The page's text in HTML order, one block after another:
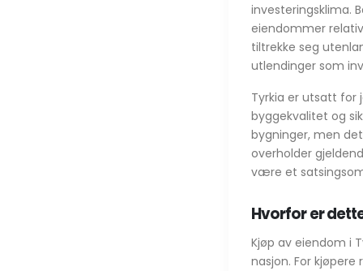
investeringsklima.
eiendommer
tiltrekke seg
utlendinger som
Tyrkia er utsatt for
byggekvalitet og
bygninger, men
overholder
være et
Hvorfor er
Kjøp av eiendom i
nasjon. For